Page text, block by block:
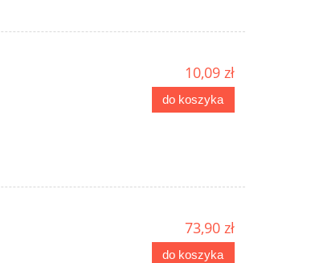
10,09 zł
do koszyka
73,90 zł
do koszyka